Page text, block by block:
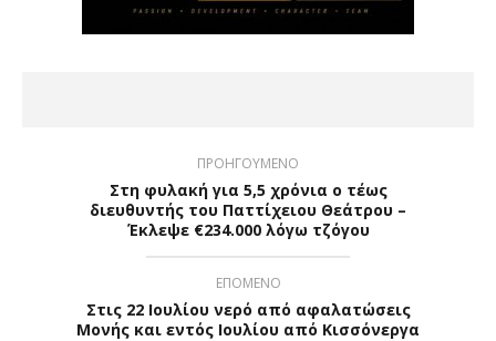
ΠΡΟΗΓΟΥΜΕΝΟ
Στη φυλακή για 5,5 χρόνια ο τέως
διευθυντής του Παττίχειου Θεάτρου –
Έκλεψε €234.000 λόγω τζόγου
ΕΠΟΜΕΝΟ
Στις 22 Ιουλίου νερό από αφαλατώσεις
Μονής και εντός Ιουλίου από Κισσόνεργα